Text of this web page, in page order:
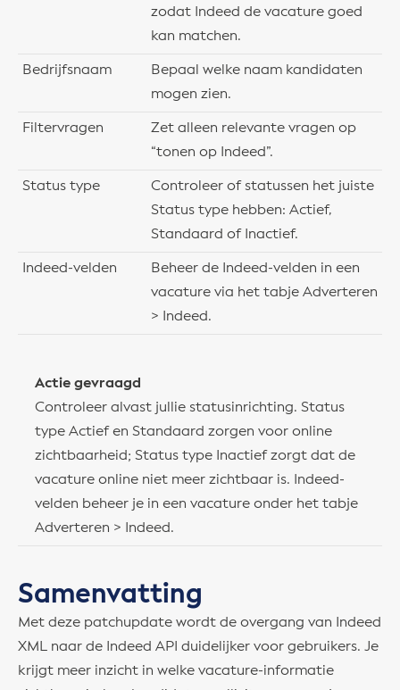
zodat Indeed de vacature goed
kan matchen.
Bedrijfsnaam
Bepaal welke naam kandidaten
mogen zien.
Filtervragen
Zet alleen relevante vragen op
“tonen op Indeed”.
Status type
Controleer of statussen het juiste
Status type hebben: Actief,
Standaard of Inactief.
Indeed-velden
Beheer de Indeed-velden in een
vacature via het tabje Adverteren
> Indeed.
Actie gevraagd
Controleer alvast jullie statusinrichting. Status
type Actief en Standaard zorgen voor online
zichtbaarheid; Status type Inactief zorgt dat de
vacature online niet meer zichtbaar is. Indeed-
velden beheer je in een vacature onder het tabje
Adverteren > Indeed.
Samenvatting
Met deze patchupdate wordt de overgang van Indeed
XML naar de Indeed API duidelijker voor gebruikers. Je
krijgt meer inzicht in welke vacature-informatie